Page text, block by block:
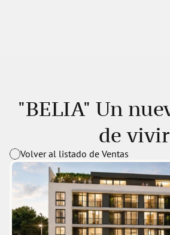
"BELIA" Un
de vivir
Volver al listado de Ventas